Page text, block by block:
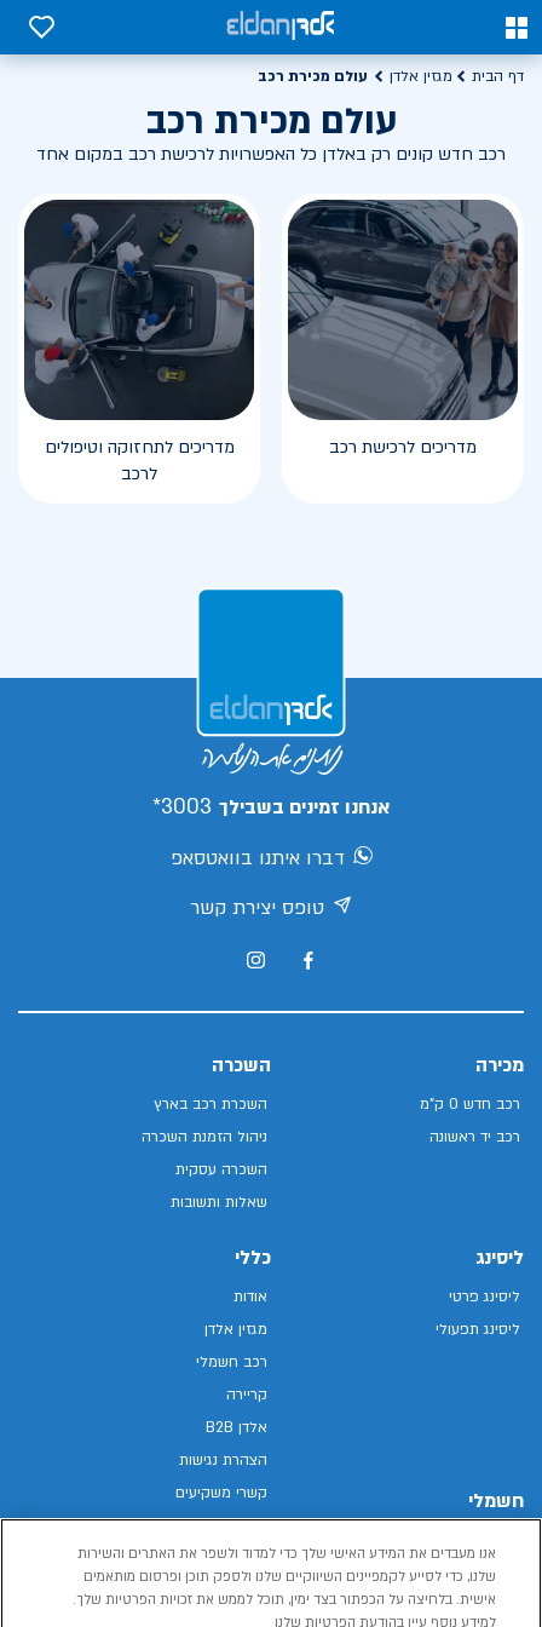
0
0
דף הבית מגזין אלדן עולם מכירת רכב
עולם מכירת רכב
רכב חדש קונים רק באלדן כל האפשרויות לרכישת רכב במקום אחד
מדריכים לרכישת רכב
מדריכים לתחזוקה וטיפולים
לרכב
אנחנו זמינים בשבילך 3003*
דברו איתנו בוואטסאפ
טופס יצירת קשר
מכירה
רכב חדש 0 ק"מ
רכב יד ראשונה
השכרה
השכרת רכב בארץ
ניהול הזמנת השכרה
השכרה עסקית
שאלות ותשובות
ליסינג
ליסינג פרטי
ליסינג תפעולי
חשמלי
רכב חשמלי
הכל על רכב חשמלי
כללי
אודות
מגזין אלדן
רכב חשמלי
קריירה
אלדן B2B
הצהרת נגישות
קשרי משקיעים
מפת האתר
מדיניות פרטיות
תנאי שימוש
אנו מעבדים את המידע האישי שלך כדי למדוד ולשפר את האתרים והשירות
שלנו, כדי לסייע לקמפיינים השיווקיים שלנו ולספק תוכן ופרסום מותאמים
אישית. בלחיצה על הכפתור בצד ימין, תוכל לממש את זכויות הפרטיות שלך.
למידע נוסף עיין בהודעת הפרטיות שלנו